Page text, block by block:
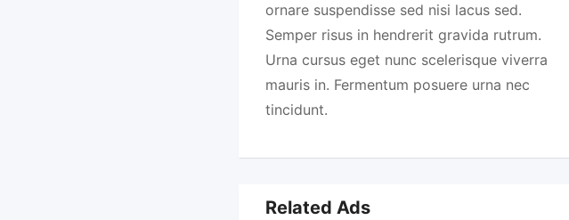
ornare suspendisse sed nisi lacus sed.
Semper risus in hendrerit gravida rutrum.
Urna cursus eget nunc scelerisque viverra
mauris in. Fermentum posuere urna nec
tincidunt.
Related Ads